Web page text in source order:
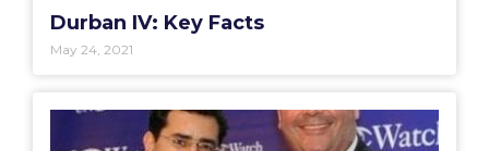
Durban IV: Key Facts
May 24, 2021